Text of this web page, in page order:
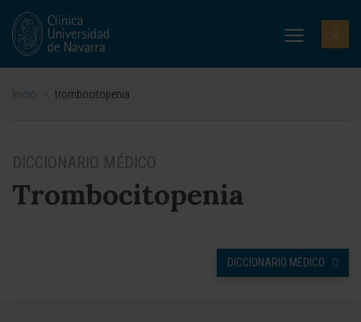
Inicio > trombocitopenia
DICCIONARIO MÉDICO
Trombocitopenia
DICCIONARIO MÉDICO